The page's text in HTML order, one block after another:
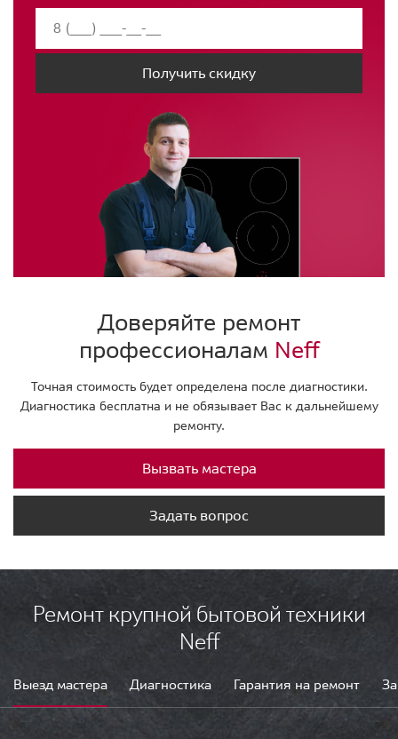
Получить скидку
Доверяйте ремонт
профессионалам Neff
Точная стоимость будет определена после диагностики.
Диагностика бесплатна и не обязывает Вас к дальнейшему
ремонту.
Вызвать мастера
Задать вопрос
Ремонт крупной бытовой техники
Neff
Выезд мастера Диагностика Гарантия на ремонт